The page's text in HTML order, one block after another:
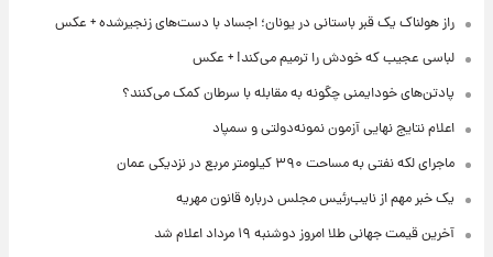
راز هولناک یک قبر باستانی در یونان؛ اجساد با دست‌های زنجیرشده + عکس
لباسی عجیب که خودش را ترمیم می‌کند! + عکس
پادتن‌های خودایمنی چگونه به مقابله با سرطان کمک می‌کنند؟
اعلام نتایج نهایی آزمون نمونه‌دولتی و سمپاد
ماجرای لکه نفتی به مساحت ۳۹۰ کیلومتر مربع در نزدیکی عمان
یک خبر مهم از نایب‌رئیس مجلس درباره قانون مهریه
آخرین قیمت جهانی طلا امروز دوشنبه ۱۹ مرداد اعلام شد